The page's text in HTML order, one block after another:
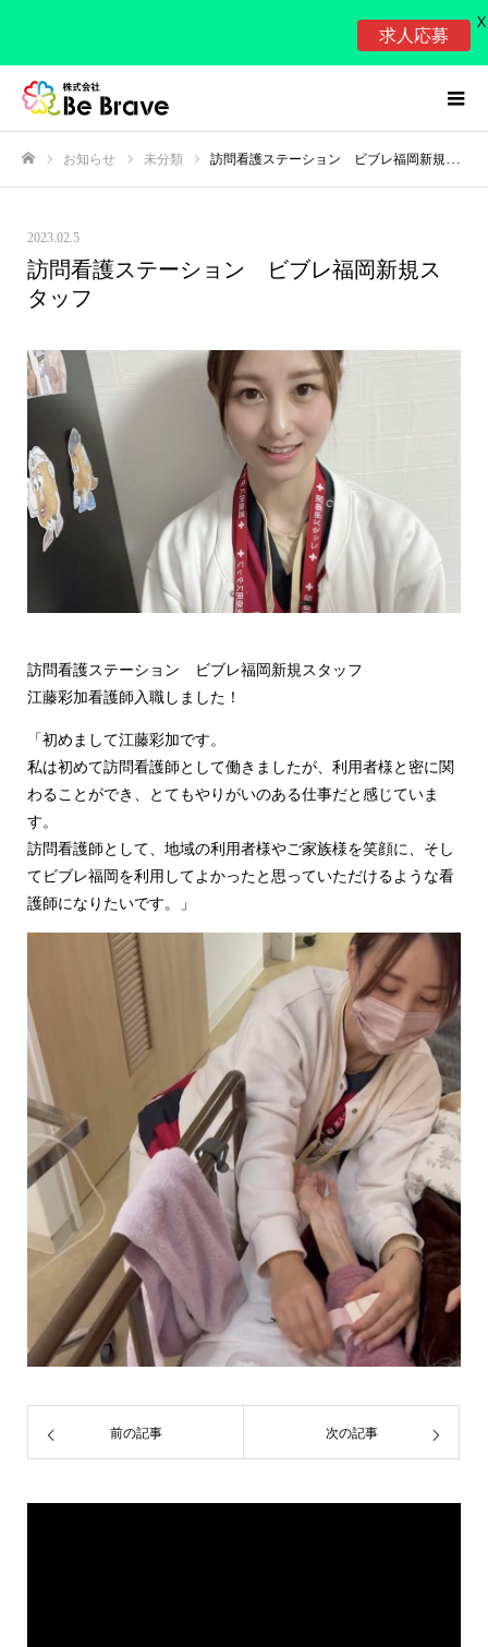
お知らせ 未分類 訪問看護ステーション ビブレ福岡新規スタッフ
2023.02.5
訪問看護ステーション ビブレ福岡新規ス
タッフ
訪問看護ステーション ビブレ福岡新規スタッフ
江藤彩加看護師入職しました！
「初めまして江藤彩加です。
私は初めて訪問看護師として働きましたが、利用者様と密に関
わることができ、とてもやりがいのある仕事だと感じていま
す。
訪問看護師として、地域の利用者様やご家族様を笑顔に、そし
てビブレ福岡を利用してよかったと思っていただけるような看
護師になりたいです。」
前の記事 次の記事
求人応募
X